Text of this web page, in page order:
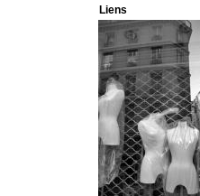
Liens